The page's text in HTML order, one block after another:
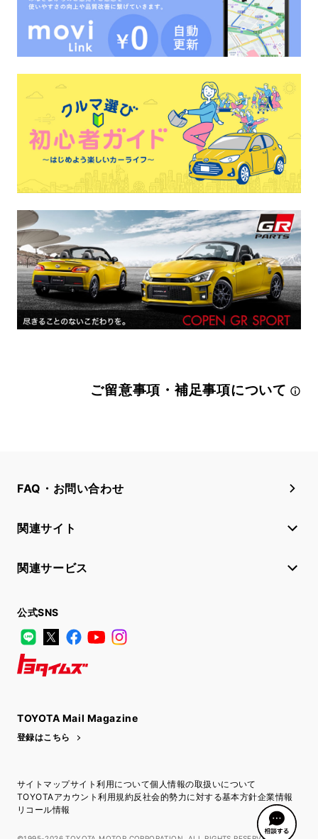
ご留意事項・補足事項について
FAQ・お問い合わせ
関連サイト
関連サービス
公式SNS
LINE
X FacebookYouTube
TOYOTA Mail Magazine
登録はこちら
サイトマップサイト利用について個人情報の取扱いについて
TOYOTAアカウント利用規約反社会的勢力に対する基本方針企業情報
リコール情報